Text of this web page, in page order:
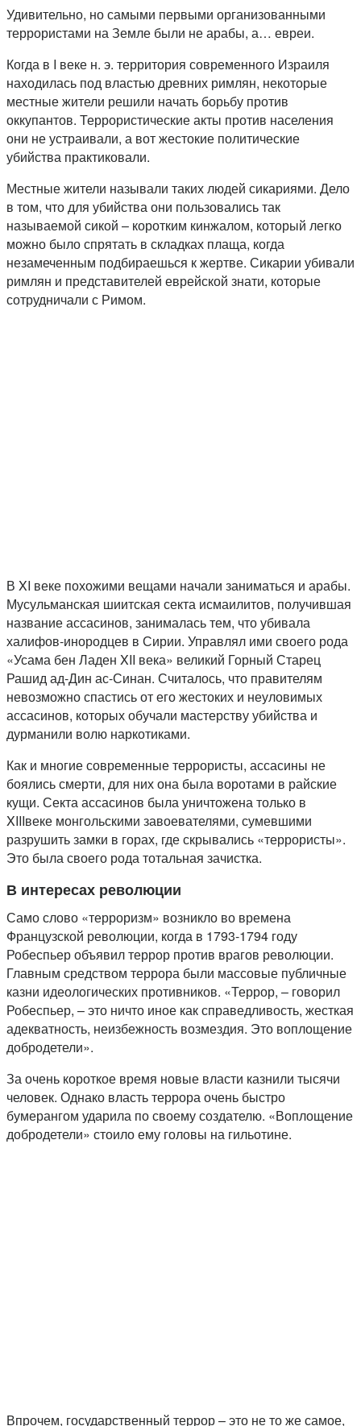
Удивительно, но самыми первыми организованными
террористами на Земле были не арабы, а… евреи.
Когда в I веке н. э. территория современного Израиля
находилась под властью древних римлян, некоторые
местные жители решили начать борьбу против
оккупантов. Террористические акты против населения
они не устраивали, а вот жестокие политические
убийства практиковали.
Местные жители называли таких людей сикариями. Дело
в том, что для убийства они пользовались так
называемой сикой – коротким кинжалом, который легко
можно было спрятать в складках плаща, когда
незамеченным подбираешься к жертве. Сикарии убивали
римлян и представителей еврейской знати, которые
сотрудничали с Римом.
В XI веке похожими вещами начали заниматься и арабы.
Мусульманская шиитская секта исмаилитов, получившая
название ассасинов, занималась тем, что убивала
халифов-инородцев в Сирии. Управлял ими своего рода
«Усама бен Ладен XII века» великий Горный Старец
Рашид ад-Дин ас-Синан. Считалось, что правителям
невозможно спастись от его жестоких и неуловимых
ассасинов, которых обучали мастерству убийства и
дурманили волю наркотиками.
Как и многие современные террористы, ассасины не
боялись смерти, для них она была воротами в райские
кущи. Секта ассасинов была уничтожена только в
XIIIвеке монгольскими завоевателями, сумевшими
разрушить замки в горах, где скрывались «террористы».
Это была своего рода тотальная зачистка.
В интересах революции
Само слово «терроризм» возникло во времена
Французской революции, когда в 1793-1794 году
Робеспьер объявил террор против врагов революции.
Главным средством террора были массовые публичные
казни идеологических противников. «Террор, – говорил
Робеспьер, – это ничто иное как справедливость, жесткая
адекватность, неизбежность возмездия. Это воплощение
добродетели».
За очень короткое время новые власти казнили тысячи
человек. Однако власть террора очень быстро
бумерангом ударила по своему создателю. «Воплощение
добродетели» стоило ему головы на гильотине.
Впрочем, государственный террор – это не то же самое,